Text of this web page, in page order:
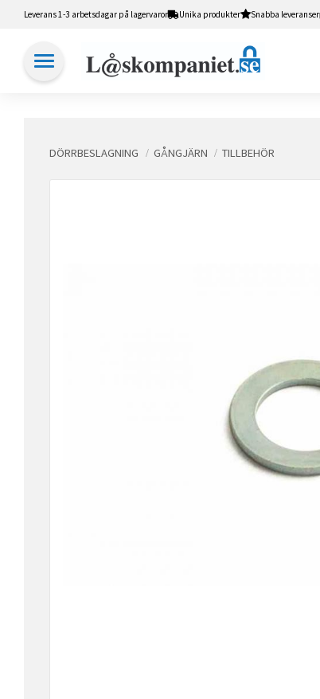
Leverans 1-3 arbetsdagar på lagervaror Unika produkter Snabba leveranser
DÖRRBESLAGNING GÅNGJÄRN TILLBEHÖR